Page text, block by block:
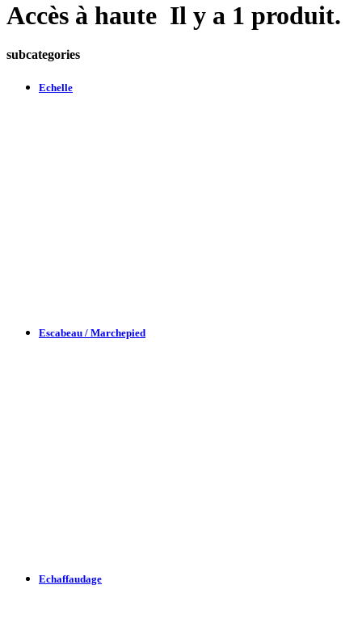
Accès à haute Il y a 1 produit.
subcategories
Echelle
Escabeau / Marchepied
Echaffaudage